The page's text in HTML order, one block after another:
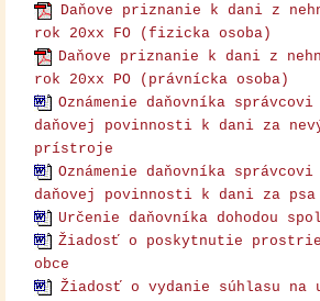
Daňove priznanie k dani z
rok 20xx FO (fizicka osoba)
Daňove priznanie k dani z
rok 20xx PO (právnícka osoba)
Oznámenie daňovníka
daňovej povinnosti k dani za
prístroje
Oznámenie daňovníka
daňovej povinnosti k dani za psa
Určenie daňovníka dohodou
Žiadosť o poskytnutie
obce
Žiadosť o vydanie súhlasu na